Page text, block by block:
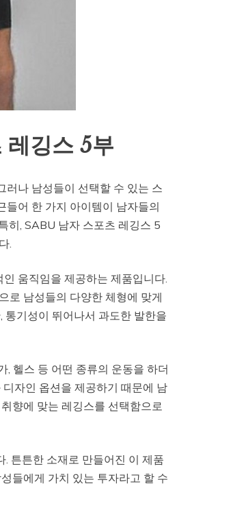
깅스 5부
러나 남성들이 선택할 수 있는 스
들어 한 가지 아이템이 남자들의
히, SABU 남자 스포츠 레깅스 5
.
움직임을 제공하는 제품입니다.
로 남성들의 다양한 체형에 맞게
통기성이 뛰어나서 과도한 발한을
, 헬스 등 어떤 종류의 운동을 하더
자인 옵션을 제공하기 때문에 남
향에 맞는 레깅스를 선택함으로
튼튼한 소재로 만들어진 이 제품
들에게 가치 있는 투자라고 할 수